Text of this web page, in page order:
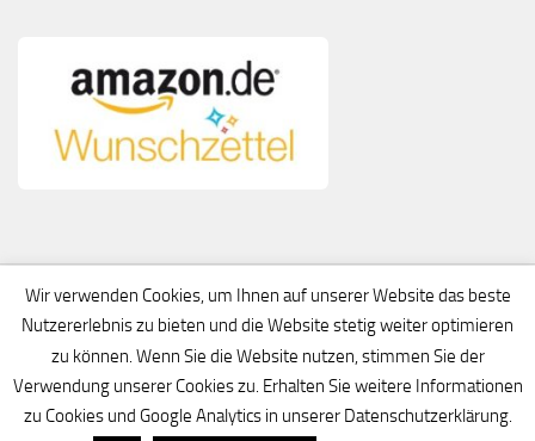
Wir verwenden Cookies, um Ihnen auf unserer Website das beste
Nutzererlebnis zu bieten und die Website stetig weiter optimieren
zu können. Wenn Sie die Website nutzen, stimmen Sie der
Verwendung unserer Cookies zu. Erhalten Sie weitere Informationen
zu Cookies und Google Analytics in unserer Datenschutzerklärung.